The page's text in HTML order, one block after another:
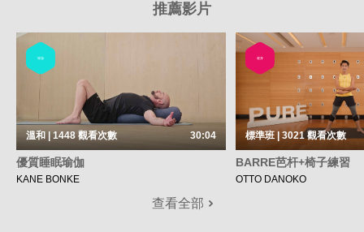
推薦影片
瑜伽
溫和 | 1448觀看次數 30:04
優質睡眠瑜伽
KANE BONKE
健身
標準班 | 3021 觀看次數
BARRE芭杆+椅子練習
OTTO DANOKO
查看全部